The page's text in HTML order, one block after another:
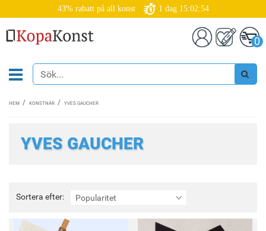
43% rabatt på all konst 1 dag 15:02:53
0
HEM KONSTNÄR YVES GAUCHER
YVES GAUCHER
Sortera efter: Popularitet
Sortera
efter: